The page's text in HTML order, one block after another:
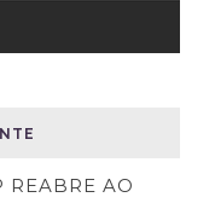
REABRE AO